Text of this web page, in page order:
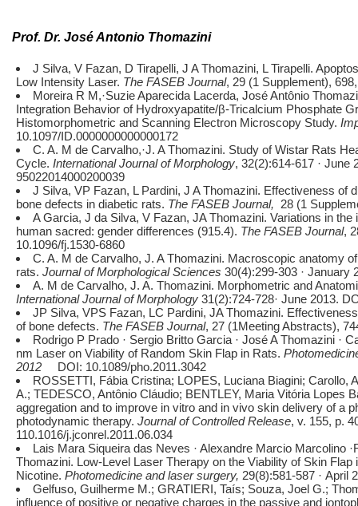
Prof. Dr. José Antonio Thomazini
J Silva, V Fazan, D Tirapelli, J A Thomazini, L Tirapelli.
Low Intensity Laser. The FASEB Journal, 29 (1 Supplement),
Moreira R M,·Suzie Aparecida Lacerda, José Antônio
Integration Behavior of Hydroxyapatite/β-Tricalcium Phosphate
Histomorphometric and Scanning Electron Microscopy Study.
10.1097/ID.0000000000000172
C. A. M de Carvalho,·J. A Thomazini. Study of Wistar Rats
Cycle. International Journal of Morphology, 32(2):614-617 · June
95022014000200039
J Silva, VP Fazan, L Pardini, J A Thomazini. Effectiveness of
bone defects in diabetic rats. The FASEB Journal, 28 (1
A Garcia, J da Silva, V Fazan, JA Thomazini. Variations in
human sacred: gender differences (915.4). The FASEB Journal,
10.1096/fj.1530-6860
C. A. M de Carvalho, J. A Thomazini. Macroscopic anatomy
rats. Journal of Morphological Sciences 30(4):299-303 · January
A. M de Carvalho, J. A. Thomazini. Morphometric and
International Journal of Morphology 31(2):724-728· June 2013.
JP Silva, VPS Fazan, LC Pardini, JA Thomazini.
of bone defects. The FASEB Journal, 27 (1Meeting Abstracts),
Rodrigo P Prado · Sergio Britto Garcia · José A Thomazini ·
nm Laser on Viability of Random Skin Flap in Rats.
2012 DOI: 10.1089/pho.2011.3042
ROSSETTI, Fábia Cristina; LOPES, Luciana Biagini; Carollo,
A.; TEDESCO, Antônio Cláudio; BENTLEY, Maria Vitória Lopes
aggregation and to improve in vitro and in vivo skin delivery of a
photodynamic therapy. Journal of Controlled Release, v. 155, p.
110.1016/j.jconrel.2011.06.034
Lais Mara Siqueira das Neves · Alexandre Marcio Marcolino
Thomazini. Low-Level Laser Therapy on the Viability of Skin
Nicotine. Photomedicine and laser surgery, 29(8):581-587 · April
Gelfuso, Guilherme M.; GRATIERI, Taís; Souza, Joel G.;
influence of positive or negative charges in the passive and